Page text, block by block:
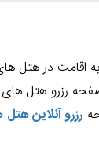
اقامت در هتل
رزرو هتل
رزرو آنلاین